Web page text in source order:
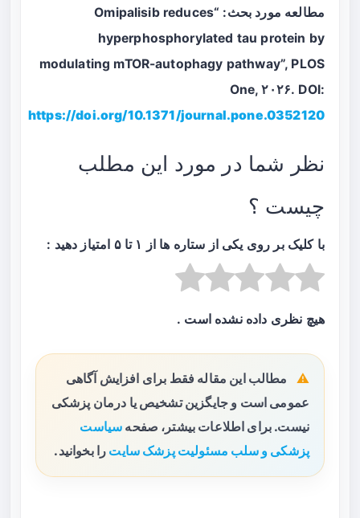
مطالعه مورد بحث: “Omipalisib reduces
hyperphosphorylated tau protein by
modulating mTOR-autophagy pathway”, PLOS
One, ۲۰۲۶. DOI:
https://doi.org/10.1371/journal.pone.0352120
نظر شما در مورد این مطلب
چیست ؟
با کلیک بر روی یکی از ستاره ها از ۱ تا ۵ امتیاز دهید :
هیچ نظری داده نشده است .
مطالب این مقاله فقط برای افزایش آگاهی
عمومی است و جایگزین تشخیص یا درمان پزشکی
نیست. برای اطلاعات بیشتر، صفحه سیاست
پزشکی و سلب مسئولیت پزشک سایت را بخوانید.